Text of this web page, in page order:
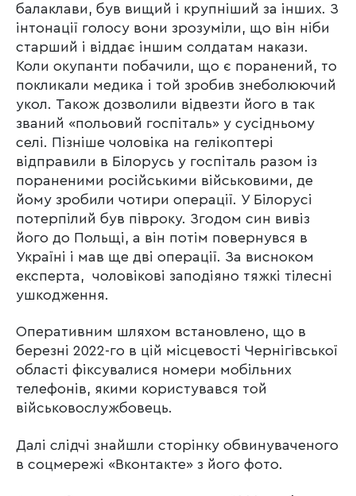
балаклави, був вищий і крупніший за інших. З
інтонації голосу вони зрозуміли, що він ніби
старший і віддає іншим солдатам накази.
Коли окупанти побачили, що є поранений, то
покликали медика і той зробив знеболюючий
укол. Також дозволили відвезти його в так
званий «польовий госпіталь» у сусідньому
селі. Пізніше чоловіка на гелікоптері
відправили в Білорусь у госпіталь разом із
пораненими російськими військовими, де
йому зробили чотири операції. У Білорусі
потерпілий був півроку. Згодом син вивіз
його до Польщі, а він потім повернувся в
Україні і мав ще дві операції. За висноком
експерта, чоловікові заподіяно тяжкі тілесні
ушкодження.
Оперативним шляхом встановлено, що в
березні 2022-го в цій місцевості Чернігівської
області фіксувалися номери мобільних
телефонів, якими користувався той
військовослужбовець.
Далі слідчі знайшли сторінку обвинуваченого
в соцмережі «Вконтакте» з його фото.